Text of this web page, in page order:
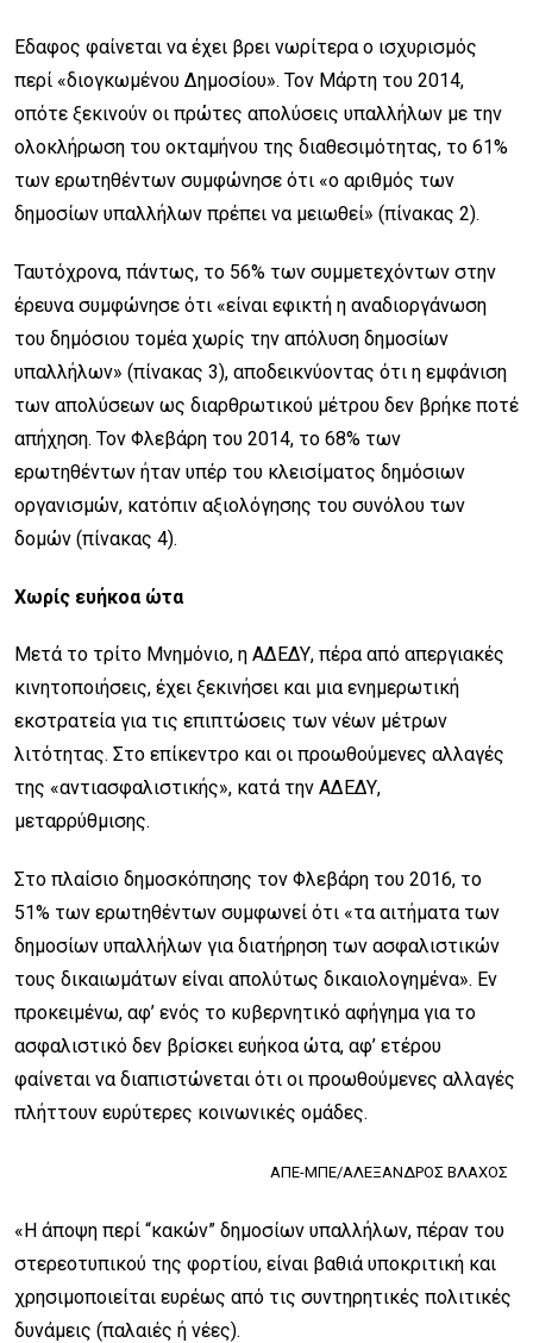
Εδαφος φαίνεται να έχει βρει νωρίτερα ο ισχυρισμός
περί «διογκωμένου Δημοσίου». Τον Μάρτη του 2014,
οπότε ξεκινούν οι πρώτες απολύσεις υπαλλήλων με την
ολοκλήρωση του οκταμήνου της διαθεσιμότητας, το 61%
των ερωτηθέντων συμφώνησε ότι «ο αριθμός των
δημοσίων υπαλλήλων πρέπει να μειωθεί» (πίνακας 2).
Ταυτόχρονα, πάντως, το 56% των συμμετεχόντων στην
έρευνα συμφώνησε ότι «είναι εφικτή η αναδιοργάνωση
του δημόσιου τομέα χωρίς την απόλυση δημοσίων
υπαλλήλων» (πίνακας 3), αποδεικνύοντας ότι η εμφάνιση
των απολύσεων ως διαρθρωτικού μέτρου δεν βρήκε ποτέ
απήχηση. Τον Φλεβάρη του 2014, το 68% των
ερωτηθέντων ήταν υπέρ του κλεισίματος δημόσιων
οργανισμών, κατόπιν αξιολόγησης του συνόλου των
δομών (πίνακας 4).
Χωρίς ευήκοα ώτα
Μετά το τρίτο Μνημόνιο, η ΑΔΕΔΥ, πέρα από απεργιακές
κινητοποιήσεις, έχει ξεκινήσει και μια ενημερωτική
εκστρατεία για τις επιπτώσεις των νέων μέτρων
λιτότητας. Στο επίκεντρο και οι προωθούμενες αλλαγές
της «αντιασφαλιστικής», κατά την ΑΔΕΔΥ,
μεταρρύθμισης.
Στο πλαίσιο δημοσκόπησης τον Φλεβάρη του 2016, το
51% των ερωτηθέντων συμφωνεί ότι «τα αιτήματα των
δημοσίων υπαλλήλων για διατήρηση των ασφαλιστικών
τους δικαιωμάτων είναι απολύτως δικαιολογημένα». Εν
προκειμένω, αφ’ ενός το κυβερνητικό αφήγημα για το
ασφαλιστικό δεν βρίσκει ευήκοα ώτα, αφ’ ετέρου
φαίνεται να διαπιστώνεται ότι οι προωθούμενες αλλαγές
πλήττουν ευρύτερες κοινωνικές ομάδες.
ΑΠΕ-ΜΠΕ/ΑΛΕΞΑΝΔΡΟΣ ΒΛΑΧΟΣ
«Η άποψη περί “κακών” δημοσίων υπαλλήλων, πέραν του
στερεοτυπικού της φορτίου, είναι βαθιά υποκριτική και
χρησιμοποιείται ευρέως από τις συντηρητικές πολιτικές
δυνάμεις (παλαιές ή νέες).